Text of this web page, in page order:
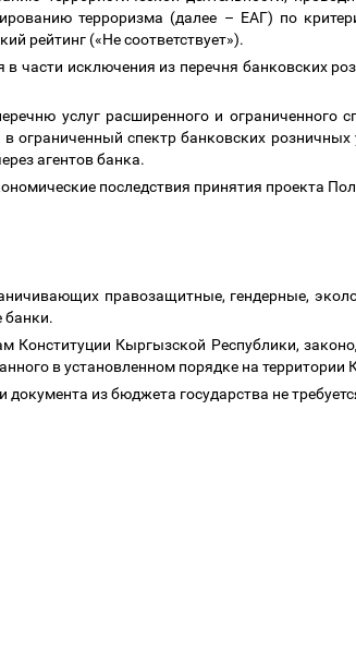
терроризма (далее – ЕАГ) по
рейтинг («Не соответствует»).
части исключения из перечня банковских
услуг расширенного и ограниченного
спектр банковских розничных
агентов банка.
последствия принятия проекта
правозащитные, гендерные,
банки.
Конституции Кыргызской Республики,
в установленном порядке на территории
из бюджета государства не